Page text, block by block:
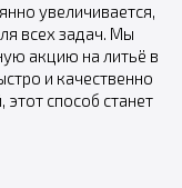
увеличивается,
всех задач. Мы
акцию на литьё в
и качественно
способ станет